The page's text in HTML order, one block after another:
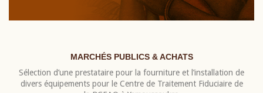
MARCHÉS PUBLICS & ACHATS
Sélection d’une prestataire pour la fourniture et l’installation de
divers équipements pour le Centre de Traitement Fiduciaire de